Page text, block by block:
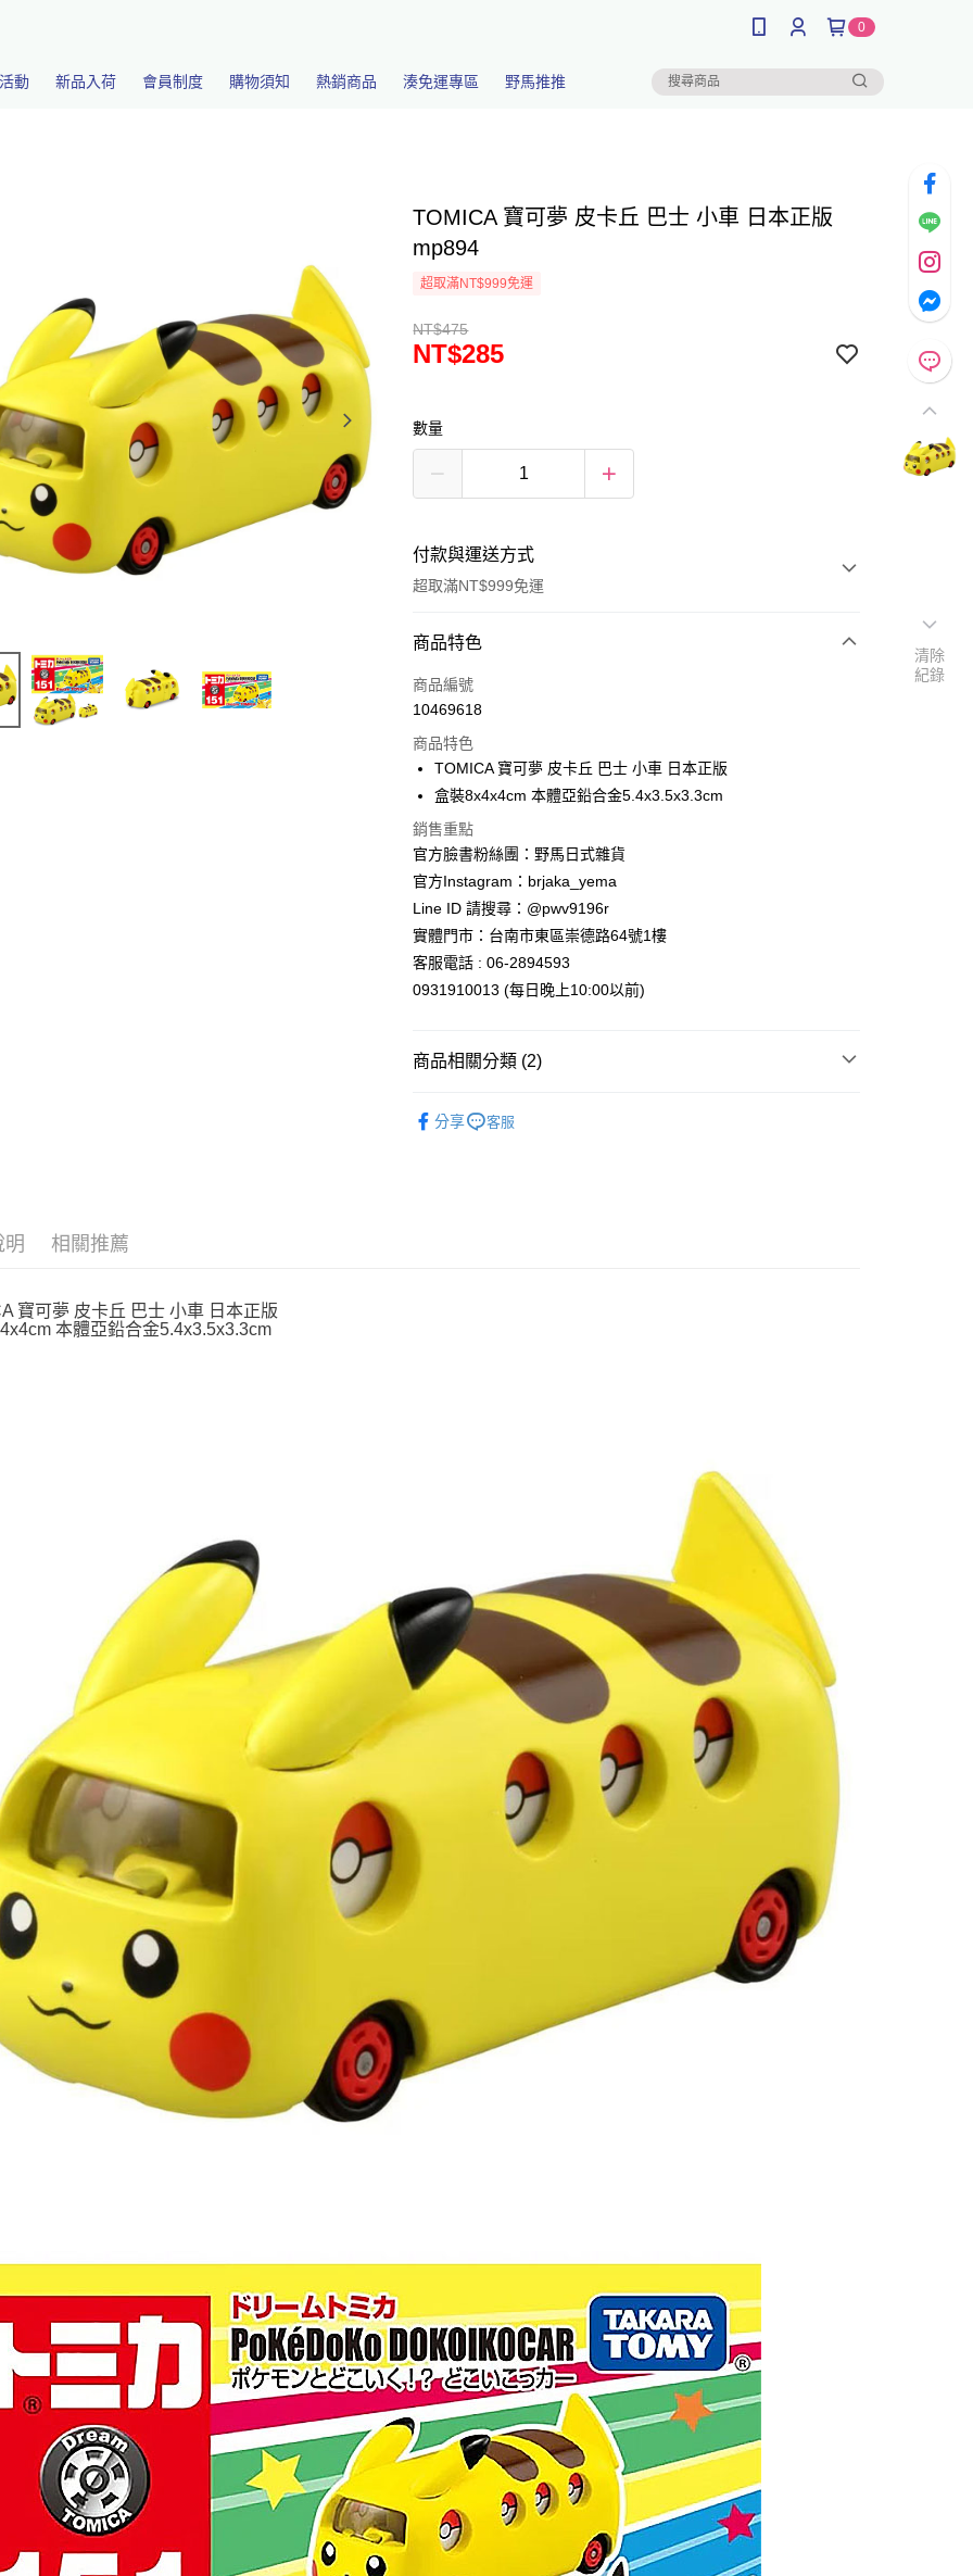
0
動 新品入荷 會員制度 購物須知 熱銷商品 湊免運專區 野馬推推
TOMICA 寶可夢 皮卡丘 巴士 小車 日本正版
mp894
超取滿NT$999免運
NT$475
NT$285
數量
付款與運送方式
超取滿NT$999免運
付款方式
信用卡一次付款
3 期 0 利率 每期 NT$95
合作金庫商業銀行
第一商業銀行
上海商業儲蓄銀行
國泰世華商業銀行
臺灣中小企業銀行
匯豐（台灣）商業銀行
聯邦商業銀行
遠東國際商業銀行
玉山商業銀行
台新國際商業銀行
超商取貨付款
LINE Pay
Apple Pay
街口支付
悠遊付
Google Pay
運送方式
商品特色
商品編號
10469618
商品特色
TOMICA 寶可夢 皮卡丘 巴士 小車 日本正版
盒裝8x4x4cm 本體亞鉛合金5.4x3.5x3.3cm
銷售重點
官方臉書粉絲團：野馬日式雜貨
官方Instagram：brjaka_yema
Line ID 請搜尋：@pwv9196r
實體門市：台南市東區崇德路64號1樓
客服電話 : 06-2894593
0931910013 (每日晚上10:00以前)
商品相關分類 (2)
分享 客服
明 相關推薦
寶可夢 皮卡丘 巴士 小車 日本正版
本體亞鉛合金5.4x3.5x3.3cm
清除
紀錄